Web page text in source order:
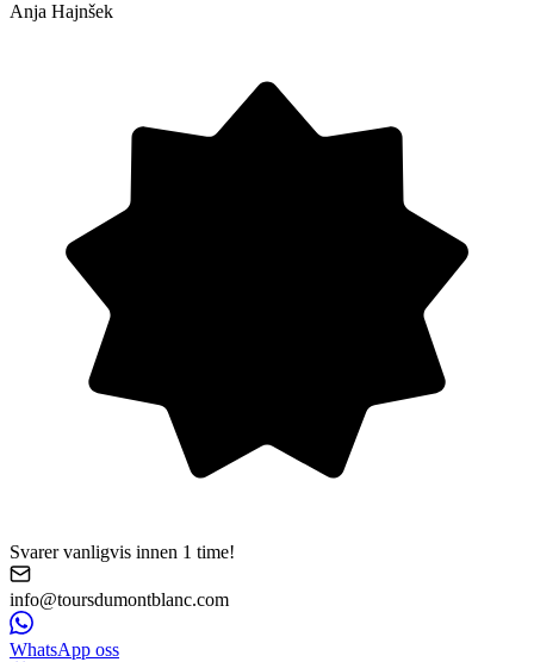
Anja Hajnšek
Svarer vanligvis innen 1 time!
info@toursdumontblanc.com
WhatsApp oss